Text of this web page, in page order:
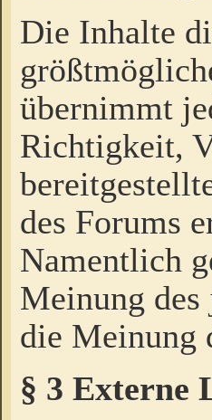
Die Inhalte
übernimmt
Richtigkeit,
des Forums
Namentlich
Meinung
die Meinung
§ 3 Externe